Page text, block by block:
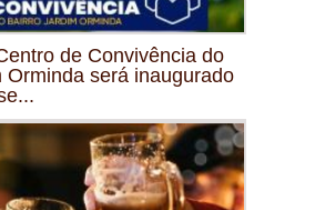
de Convivência do
Orminda será inaugurado